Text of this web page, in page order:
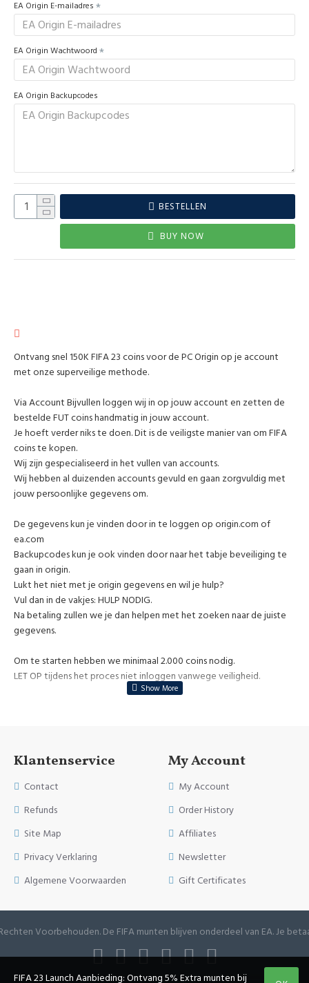
EA Origin E-mailadres
EA Origin Wachtwoord
EA Origin Backupcodes
BESTELLEN
BUY NOW
Ontvang snel 150K FIFA 23 coins voor de PC Origin op je account
met onze superveilige methode.
Via Account Bijvullen loggen wij in op jouw account en zetten de
bestelde FUT coins handmatig in jouw account.
Je hoeft verder niks te doen. Dit is de veiligste manier van om FIFA
coins te kopen.
Wij zijn gespecialiseerd in het vullen van accounts.
Wij hebben al duizenden accounts gevuld en gaan zorgvuldig met
jouw persoonlijke gegevens om.
De gegevens kun je vinden door in te loggen op origin.com of
ea.com
Backupcodes kun je ook vinden door naar het tabje beveiliging te
gaan in origin.
Lukt het niet met je origin gegevens en wil je hulp?
Vul dan in de vakjes: HULP NODIG.
Na betaling zullen we je dan helpen met het zoeken naar de juiste
gegevens.
Om te starten hebben we minimaal 2.000 coins nodig.
LET OP tijdens het proces niet inloggen vanwege veiligheid.
Klantenservice
Contact
Refunds
Site Map
Privacy Verklaring
Algemene Voorwaarden
My Account
My Account
Order History
Affiliates
Newsletter
Gift Certificates
Voorbehouden. De FIFA munten blijven onderdeel van EA. Je
FIFA 23 Launch Aanbieding: Ontvang 5% Extra munten bij